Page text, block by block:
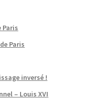
Paris
Paris
inversé !
– Louis XVI